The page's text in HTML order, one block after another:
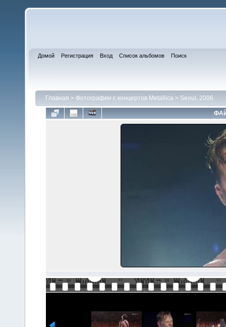
Домой Регистрация Вход Список альбомов Поиск
Главная > Фотографии с концертов Metallica > Seoul, 2006